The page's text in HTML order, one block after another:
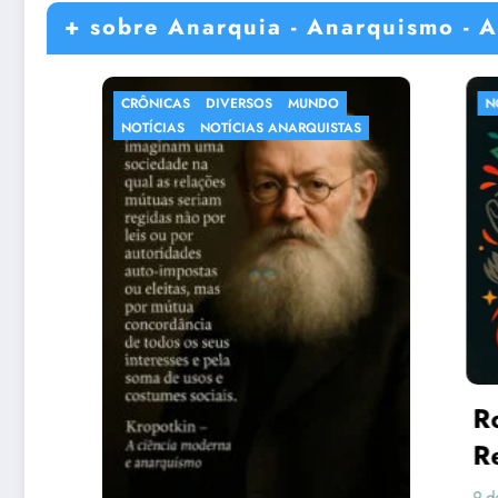
+ sobre Anarquia - Anarquismo -
CRÔNICAS DIVERSOS
MUNDO
NOTÍCIAS
NOTÍCIAS ANARQUISTAS
NOTÍCIAS